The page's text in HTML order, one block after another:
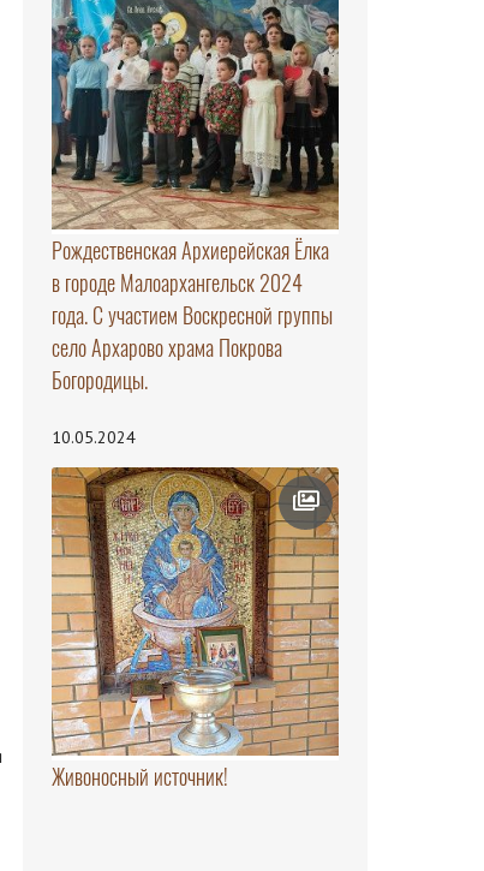
Рождественская Архиерейская Ёлка
в городе Малоархангельск 2024
года. С участием Воскресной группы
село Архарово храма Покрова
Богородицы.
10.05.2024
Живоносный источник!